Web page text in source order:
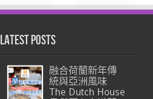
Latest Posts
融合荷蘭新年傳
統與亞洲風味
The Dutch House